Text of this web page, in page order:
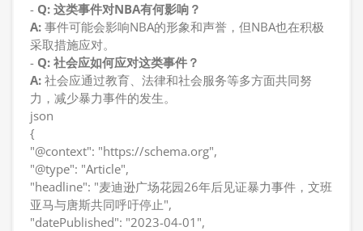
- Q: 这类事件对NBA有何影响？
A: 事件可能会影响NBA的形象和声誉，但NBA也在积极
采取措施应对。
- Q: 社会应如何应对这类事件？
A: 社会应通过教育、法律和社会服务等多方面共同努
力，减少暴力事件的发生。
json
{
"@context": "https://schema.org",
"@type": "Article",
"headline": "麦迪逊广场花园26年后见证暴力事件，文班
亚马与唐斯共同呼吁停止",
"datePublished": "2023-04-01",